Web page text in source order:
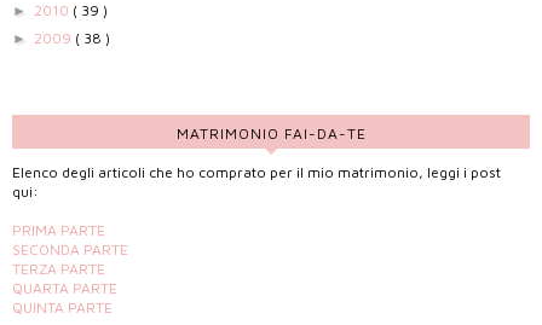
► 2010 ( 39 )
► 2009 ( 38 )
MATRIMONIO FAI-DA-TE
Elenco degli articoli che ho comprato per il mio matrimonio, leggi i post
qui:
PRIMA PARTE
SECONDA PARTE
TERZA PARTE
QUARTA PARTE
QUINTA PARTE